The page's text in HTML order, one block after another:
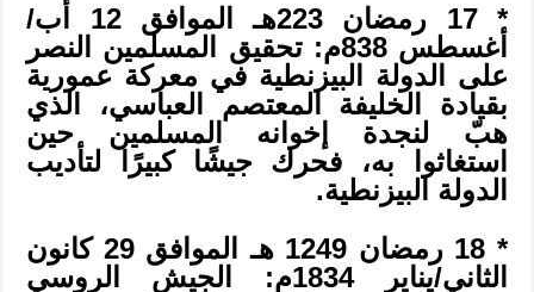
* 17 رمضان 223هـ الموافق 12 أب/
أغسطس 838م: تحقيق المسلمين النصر
على الدولة البيزنطية في معركة عمورية
بقيادة الخليفة المعتصم العباسي، الذي
هبّ لنجدة إخوانه المسلمين حين
استغاثوا به، فحرك جيشًا كبيرًا لتأديب
الدولة البيزنطية.
* 18 رمضان 1249 هـ الموافق 29 كانون
الثاني/يناير 1834م: الجيش الروسي